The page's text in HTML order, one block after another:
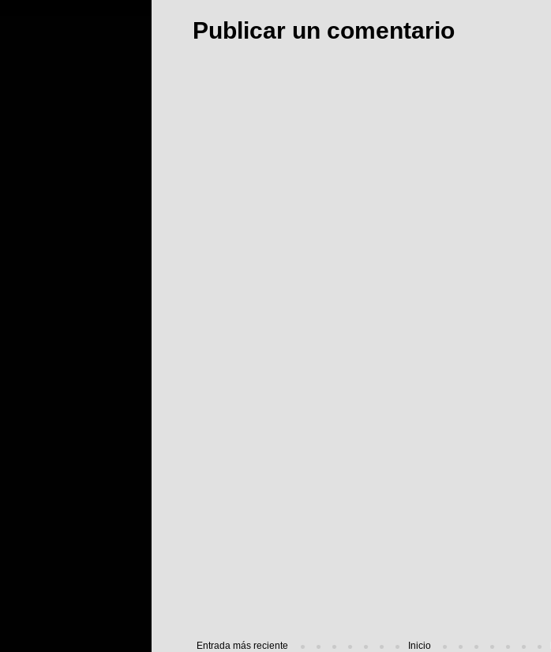
Publicar un comentario
Entrada más reciente Inicio